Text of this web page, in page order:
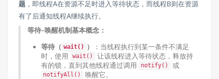
题 ，即线程A在资源不足时进入等待状态，而线程B则在资源
有了后通知线程A继续执行。
等待-唤醒机制基本概念：
等待（ wait() ）
：当线程执行到某一条件不满足
时，使用
wait()
让该线程进入等待状态，释放持
有的锁，直到其他线程通过调用
notify() 或
notifyAll()
唤醒它。